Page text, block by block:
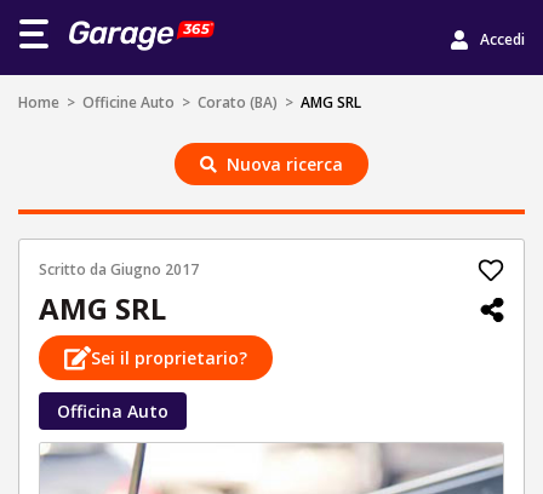
Accedi
Home > Officine Auto > Corato (BA) > AMG SRL
Nuova ricerca
Scritto da Giugno 2017
AMG SRL
Sei il proprietario?
Officina Auto